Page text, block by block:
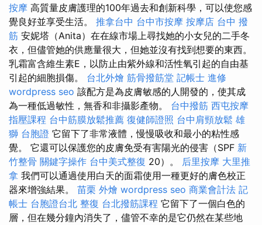
按摩 高質量皮膚護理的100年過去和創新科學，可以使您感
覺良好並享受生活。 推拿台中 台中市按摩 按摩店 台中 撥
筋 安妮塔（Anita）在在線市場上尋找她的小女兒的二手冬
衣，但儘管她的供應量很大，但她並沒有找到想要的東西。
乳霜富含維生素E，以防止由紫外線和活性氧引起的自由基
引起的細胞損傷。 台北外燴 筋骨撥筋堂 記帳士 進修
wordpress seo 該配方是為皮膚敏感的人開發的，使其成
為一種低過敏性，無香和非攝影產物。 台中撥筋 西屯按摩
指壓課程 台中筋膜放鬆推薦 復健師證照 台中肩頸放鬆 雄
獅 台胞證 它留下了非常液體，慢慢吸收和最小的粘性感
覺。 它還可以保護您的皮膚免受有害陽光的侵害（SPF 新
竹整骨 關鍵字操作 台中美式整復 20）。 后里按摩 大里推
拿 我們可以通過使用白天的面霜使用一種更好的膚色校正
器來增強結果。 苗栗 外燴 wordpress seo 商業會計法 記
帳士 台胞證台北 整復 台北撥筋課程 它留下了一個白色的
層，但在幾分鐘內消失了，儘管不幸的是它仍然在某些地